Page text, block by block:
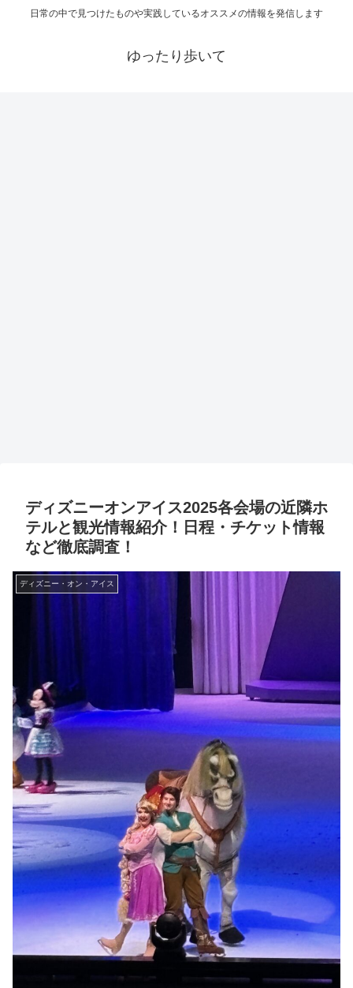
日常の中で見つけたものや実践しているオススメの情報を発信します
ゆったり歩いて
ディズニーオンアイス2025各会場の近隣ホ
テルと観光情報紹介！日程・チケット情報
など徹底調査！
ディズニー・オン・アイス